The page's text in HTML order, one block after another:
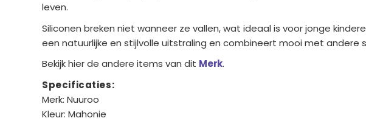
leven.
Siliconen breken niet wanneer ze vallen, wat ideaal is voor jonge
een natuurlijke en stijlvolle uitstraling en combineert mooi met andere
Bekijk hier de andere items van dit Merk.
Specificaties:
Merk: Nuuroo
Kleur: Mahonie